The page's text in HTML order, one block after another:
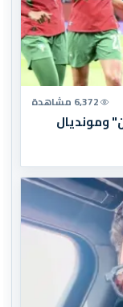
6,372 مشاهدة
ومونديال